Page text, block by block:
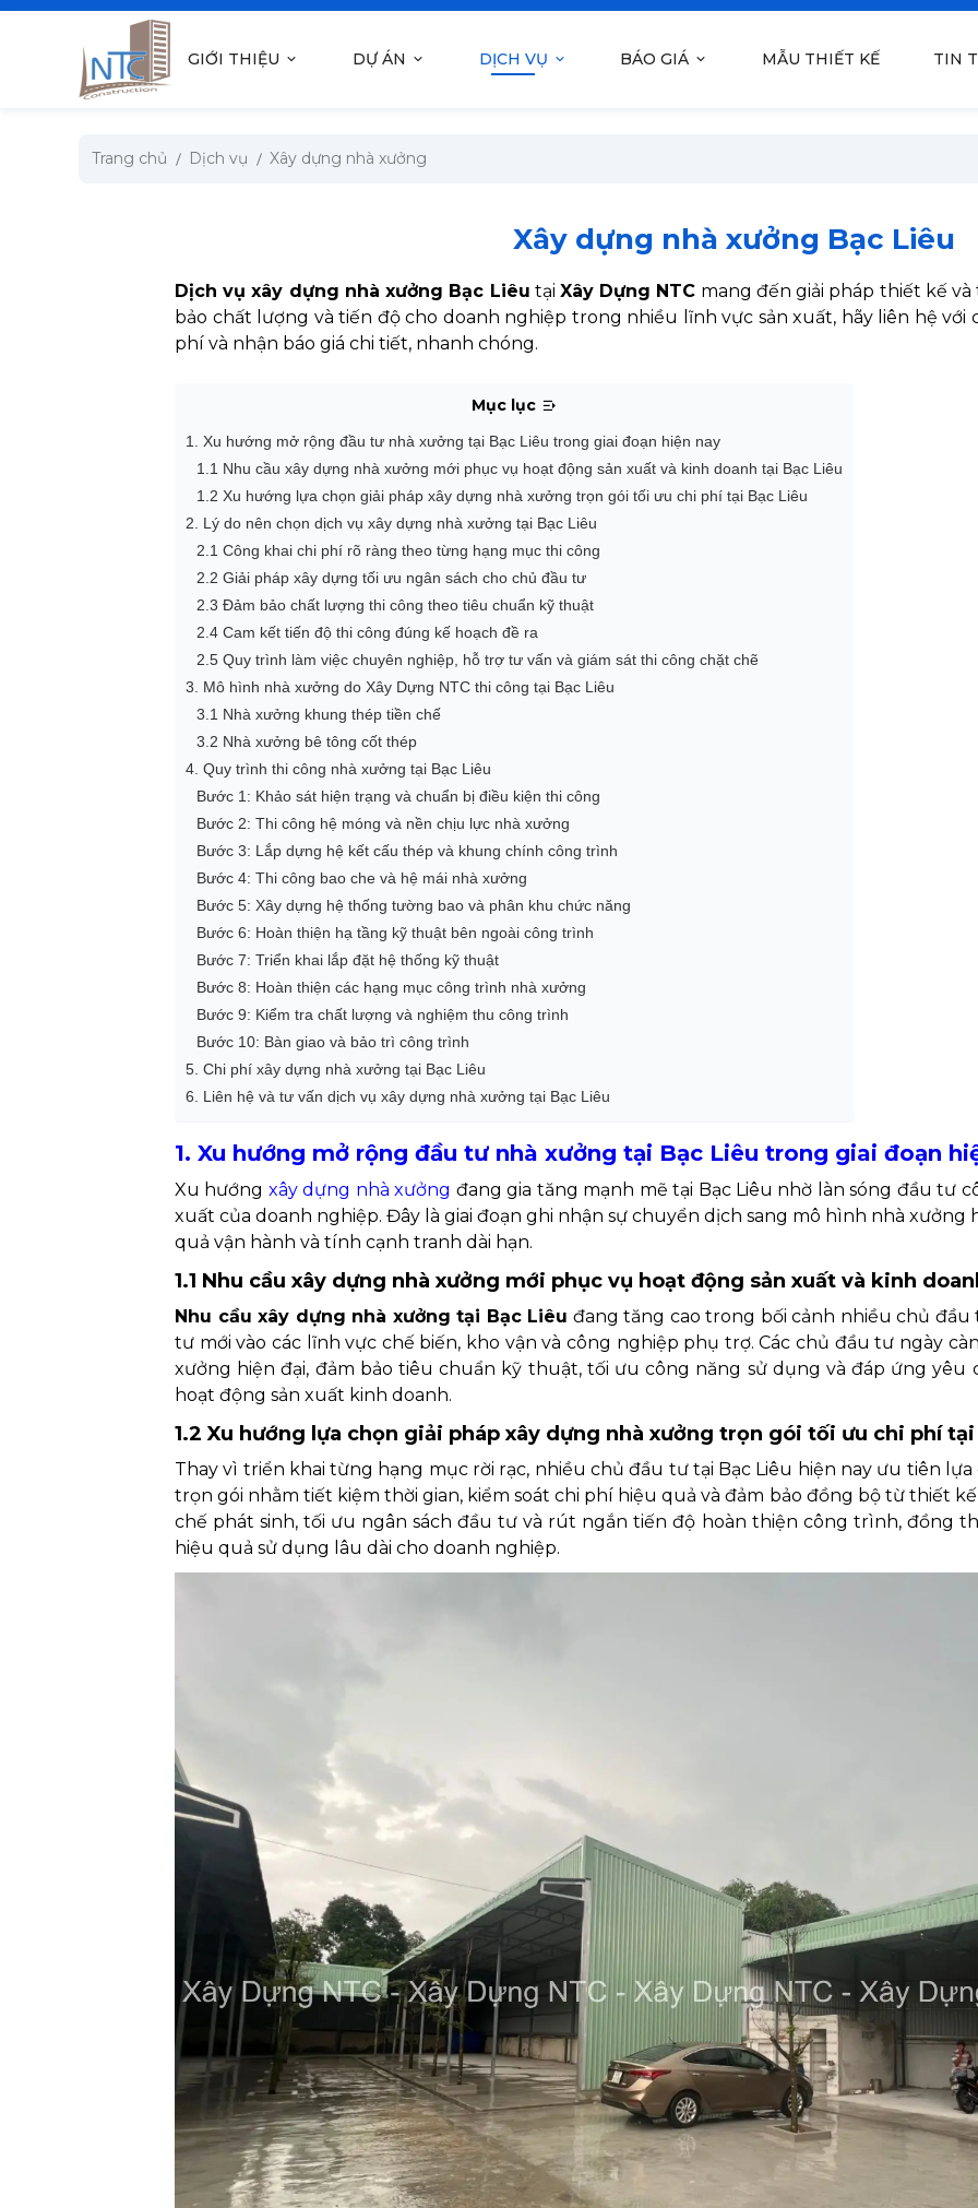
GIỚI THIỆU DỰ ÁN DỊCH VỤ BÁO GIÁ MẪU THIẾT KẾ TIN
Trang chủ Dịch vụ Xây dựng nhà xưởng
Xây dựng nhà xưởng Bạc Liêu
Dịch vụ xây dựng nhà xưởng Bạc Liêu tạiXây Dựng NTC mang đến giải pháp thiết kế
bảo chất lượng và tiến độ cho doanh nghiệp trong nhiều lĩnh vực sản xuất, hãy liên hệ
phí và nhận báo giá chi tiết, nhanh chóng.
Mục lục
1. Xu hướng mở rộng đầu tư nhà xưởng tại Bạc Liêu trong giai đoạn hiện nay
1.1 Nhu cầu xây dựng nhà xưởng mới phục vụ hoạt động sản xuất và kinh doanh tại Bạc Liêu
1.2 Xu hướng lựa chọn giải pháp xây dựng nhà xưởng trọn gói tối ưu chi phí tại Bạc Liêu
2. Lý do nên chọn dịch vụ xây dựng nhà xưởng tại Bạc Liêu
2.1 Công khai chi phí rõ ràng theo từng hạng mục thi công
2.2 Giải pháp xây dựng tối ưu ngân sách cho chủ đầu tư
2.3 Đảm bảo chất lượng thi công theo tiêu chuẩn kỹ thuật
2.4 Cam kết tiến độ thi công đúng kế hoạch đề ra
2.5 Quy trình làm việc chuyên nghiệp, hỗ trợ tư vấn và giám sát thi công chặt chẽ
3. Mô hình nhà xưởng do Xây Dựng NTC thi công tại Bạc Liêu
3.1 Nhà xưởng khung thép tiền chế
3.2 Nhà xưởng bê tông cốt thép
4. Quy trình thi công nhà xưởng tại Bạc Liêu
Bước 1: Khảo sát hiện trạng và chuẩn bị điều kiện thi công
Bước 2: Thi công hệ móng và nền chịu lực nhà xưởng
Bước 3: Lắp dựng hệ kết cấu thép và khung chính công trình
Bước 4: Thi công bao che và hệ mái nhà xưởng
Bước 5: Xây dựng hệ thống tường bao và phân khu chức năng
Bước 6: Hoàn thiện hạ tầng kỹ thuật bên ngoài công trình
Bước 7: Triển khai lắp đặt hệ thống kỹ thuật
Bước 8: Hoàn thiện các hạng mục công trình nhà xưởng
Bước 9: Kiểm tra chất lượng và nghiệm thu công trình
Bước 10: Bàn giao và bảo trì công trình
5. Chi phí xây dựng nhà xưởng tại Bạc Liêu
6. Liên hệ và tư vấn dịch vụ xây dựng nhà xưởng tại Bạc Liêu
1. Xu hướng mở rộng đầu tư nhà xưởng tại Bạc Liêu trong giai đoạn
Xu hướng xây dựng nhà xưởng đang gia tăng mạnh mẽ tại Bạc Liêu nhờ làn sóng đầu tư
xuất của doanh nghiệp. Đây là giai đoạn ghi nhận sự chuyển dịch sang mô hình nhà xưởng
quả vận hành và tính cạnh tranh dài hạn.
1.1 Nhu cầu xây dựng nhà xưởng mới phục vụ hoạt động sản xuất và kinh
Nhu cầu xây dựng nhà xưởng tại Bạc Liêu đang tăng cao trong bối cảnh nhiều chủ
tư mới vào các lĩnh vực chế biến, kho vận và công nghiệp phụ trợ. Các chủ đầu tư ngày
xưởng hiện đại, đảm bảo tiêu chuẩn kỹ thuật, tối ưu công năng sử dụng và đáp ứng yêu
hoạt động sản xuất kinh doanh.
1.2 Xu hướng lựa chọn giải pháp xây dựng nhà xưởng trọn gói tối ưu chi phí
Thay vì triển khai từng hạng mục rời rạc, nhiều chủ đầu tư tại Bạc Liêu hiện nay ưu tiên
trọn gói nhằm tiết kiệm thời gian, kiểm soát chi phí hiệu quả và đảm bảo đồng bộ từ thiết
chế phát sinh, tối ưu ngân sách đầu tư và rút ngắn tiến độ hoàn thiện công trình, đồng
hiệu quả sử dụng lâu dài cho doanh nghiệp.